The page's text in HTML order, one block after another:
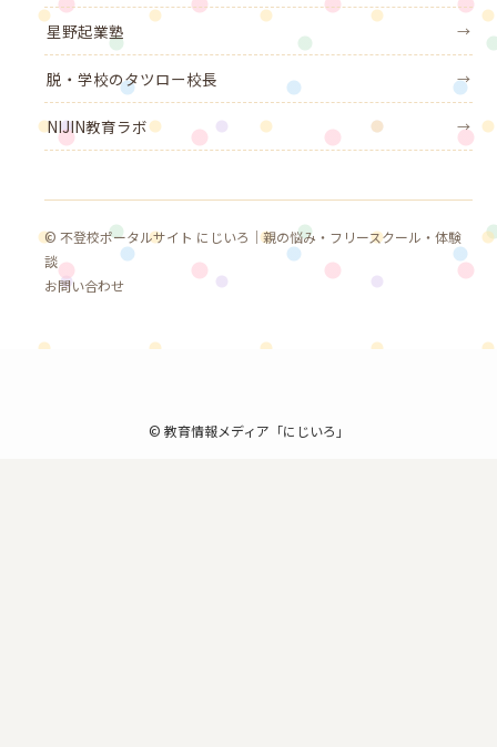
星野起業塾 →
脱・学校のタツロー校長 →
NIJIN教育ラボ →
© 不登校ポータルサイト にじいろ｜親の悩み・フリースクール・体験
談
お問い合わせ
© 教育情報メディア「にじいろ」